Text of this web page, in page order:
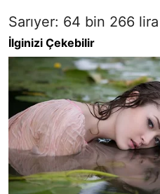
Sarıyer: 64 bin 266 lira